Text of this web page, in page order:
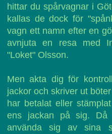
hittar du spårvagnar i
kallas de dock för
vagn ett namn efter en
avnjuta en resa med
"Loket" Olsson.
Men akta dig för
jackor och skriver ut
har betalat eller
ens jackan på sig.
använda sig av sina